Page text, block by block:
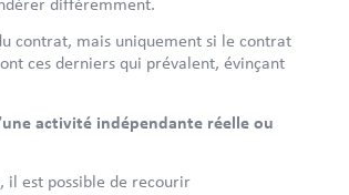
contrat, mais uniquement si le contrat
ces derniers qui prévalent, évinçant
activité indépendante réelle ou
il est possible de recourir